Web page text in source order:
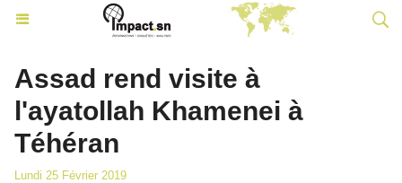
Assad rend visite à
l'ayatollah Khamenei à
Téhéran
Lundi 25 Février 2019